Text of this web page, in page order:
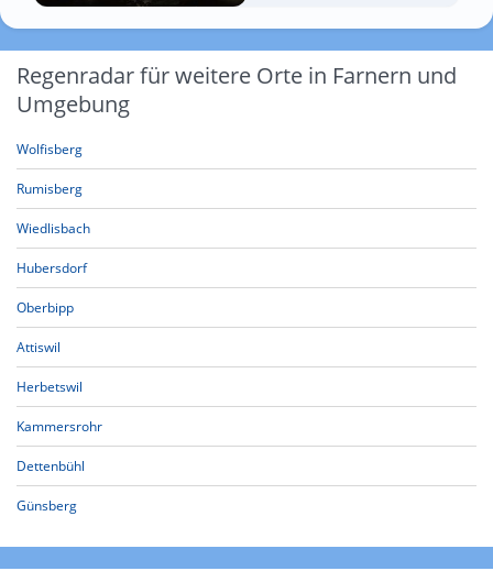
Regenradar für weitere Orte in Farnern und
Umgebung
Wolfisberg
Rumisberg
Wiedlisbach
Hubersdorf
Oberbipp
Attiswil
Herbetswil
Kammersrohr
Dettenbühl
Günsberg